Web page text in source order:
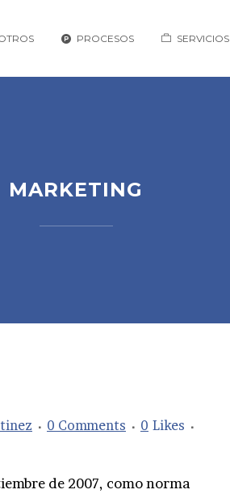
PROCESOS SERVICIOS
MARKETING
0 Comments 0 Likes
de 2007, como norma